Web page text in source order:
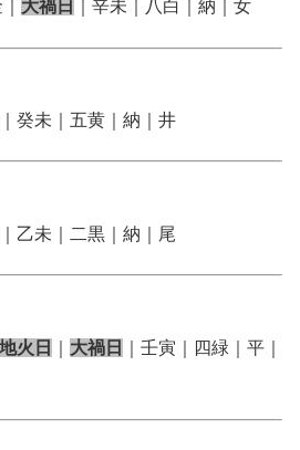
大禍日 ｜辛未｜八白｜納｜女
｜癸未｜五黄｜納｜井
｜乙未｜二黒｜納｜尾
地火日 大禍日
｜壬寅｜四緑｜平｜